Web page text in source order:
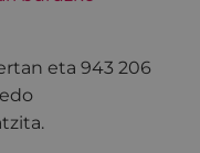
eta 943 206